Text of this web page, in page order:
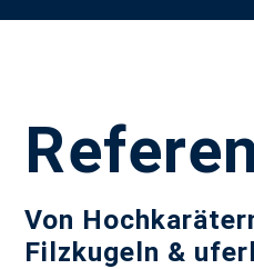
Von
Filzkugeln &